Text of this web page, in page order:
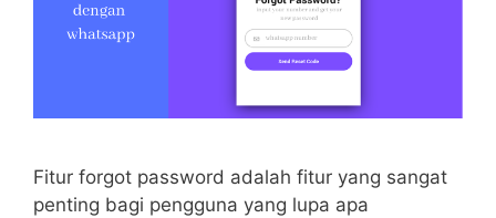
Fitur forgot password adalah fitur yang sangat
penting bagi pengguna yang lupa apa